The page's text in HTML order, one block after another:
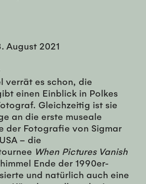
August 2021
verrät es schon, die
einen Einblick in Polkes
Gleichzeitig ist sie
an die erste museale
der Fotografie von Sigmar
– die
When Pictures Vanish
Ende der 1990er-
und natürlich auch eine